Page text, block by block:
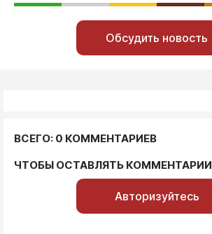
Обсудить новость
ВСЕГО: 0 КОММЕНТАРИЕВ
ЧТОБЫ ОСТАВЛЯТЬ КОММЕНТАРИИ
Авторизуйтесь